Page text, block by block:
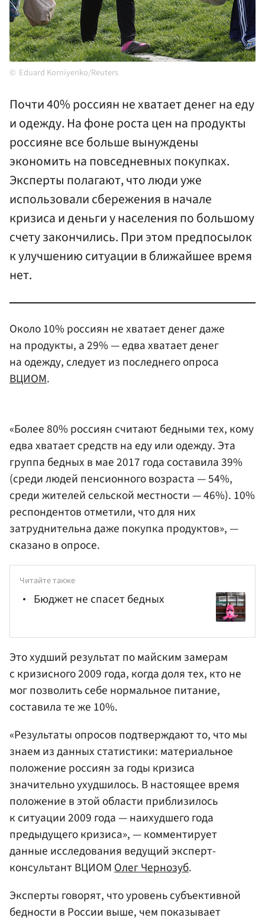
Eduard Korniyenko/Reuters
Почти 40% россиян не хватает денег на еду
и одежду. На фоне роста цен на продукты
россияне все больше вынуждены
экономить на повседневных покупках.
Эксперты полагают, что люди уже
использовали сбережения в начале
кризиса и деньги у населения по большому
счету закончились. При этом предпосылок
к улучшению ситуации в ближайшее время
нет.
Около 10% россиян не хватает денег даже
на продукты, а 29% — едва хватает денег
на одежду, следует из последнего опроса
ВЦИОМ.
«Более 80% россиян считают бедными тех, кому
едва хватает средств на еду или одежду. Эта
группа бедных в мае 2017 года составила 39%
(среди людей пенсионного возраста — 54%,
среди жителей сельской местности — 46%). 10%
респондентов отметили, что для них
затруднительна даже покупка продуктов», —
сказано в опросе.
Читайте также
Бюджет не спасет бедных
Это худший результат по майским замерам
с кризисного 2009 года, когда доля тех, кто не
мог позволить себе нормальное питание,
составила те же 10%.
«Результаты опросов подтверждают то, что мы
знаем из данных статистики: материальное
положение россиян за годы кризиса
значительно ухудшилось. В настоящее время
положение в этой области приблизилось
к ситуации 2009 года — наихудшего года
предыдущего кризиса», — комментирует
данные исследования ведущий эксперт-
консультант ВЦИОМОлег Чернозуб.
Эксперты говорят, что уровень субъективной
бедности в России выше, чем показывает